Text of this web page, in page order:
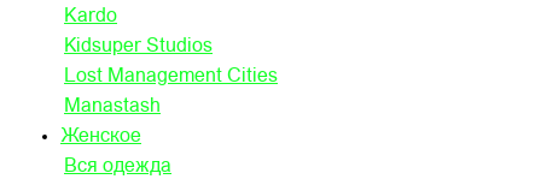
Kardo
Kidsuper Studios
Lost Management Cities
Manastash
Женское
Вся одежда